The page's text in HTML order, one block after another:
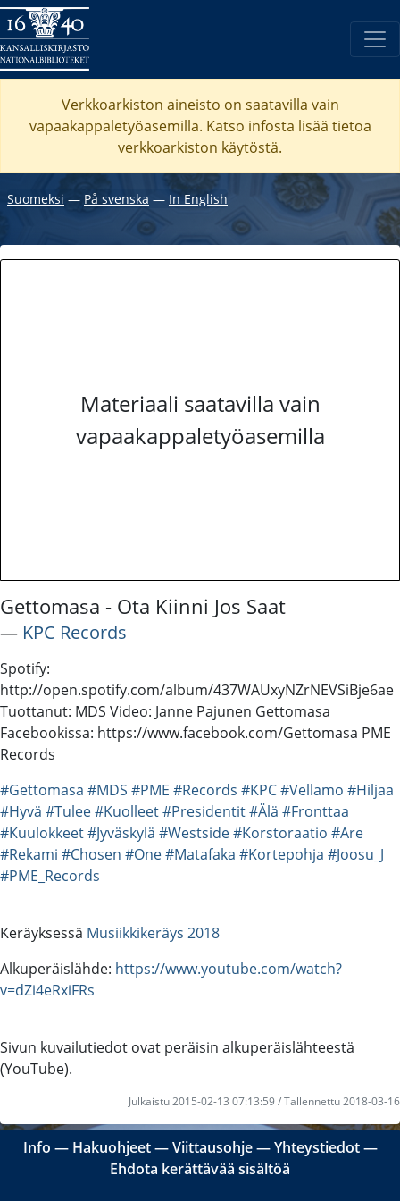
Verkkoarkiston aineisto on saatavilla vain
vapaakappaletyöasemilla. Katso infosta lisää tietoa
verkkoarkiston käytöstä.
Suomeksi ― På svenska ― In English
Materiaali saatavilla vain
vapaakappaletyöasemilla
Gettomasa - Ota Kiinni Jos Saat
― KPC Records
Spotify:
http://open.spotify.com/album/437WAUxyNZrNEVSiBje6ae
Tuottanut: MDS Video: Janne Pajunen Gettomasa
Facebookissa: https://www.facebook.com/Gettomasa PME
Records
#Gettomasa #MDS #PME #Records #KPC#Vellamo #Hiljaa
#Hyvä #Tulee#Kuolleet#Presidentit#Älä #Fronttaa
#Kuulokkeet#Jyväskylä #Westside#Korstoraatio #Are
#Rekami #Chosen #One#Matafaka #Kortepohja #Joosu_J
#PME_Records
Keräyksessä Musiikkikeräys 2018
Alkuperäislähde: https://www.youtube.com/watch?
v=dZi4eRxiFRs
Sivun kuvailutiedot ovat peräisin alkuperäislähteestä
(YouTube).
Julkaistu 2015-02-13 07:13:59 / Tallennettu 2018-03-16
Info ― Hakuohjeet―Viittausohje―Yhteystiedot―
Ehdota kerättävää sisältöä